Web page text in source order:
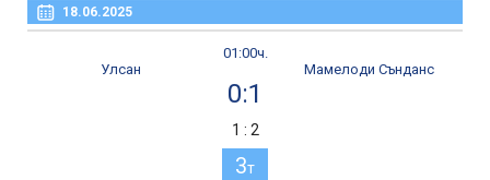
18.06.2025
01:00ч.
Улсан
0:1
Мамелоди Сънданс
1 : 2
3т